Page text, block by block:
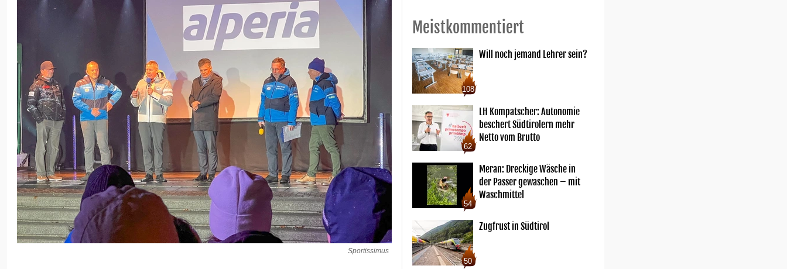
Sportissimus
Meistkommentiert
108
Will noch jemand Lehrer sein?
62
LH Kompatscher: Autonomie
beschert Südtirolern mehr
Netto vom Brutto
54
Meran: Dreckige Wäsche in
der Passer gewaschen – mit
Waschmittel
50
Zugfrust in Südtirol